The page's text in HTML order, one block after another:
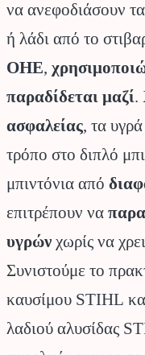
να ανεφοδιάσουν
ή λάδι από το
ΟΗΕ,
παραδίδεται μαζί.
ασφαλείας, τα
τρόπο στο διπλό
μπιντόνια από
επιτρέπουν να
υγρών χωρίς να
Συνιστούμε το
καυσίμου STIHL
λαδιού αλυσίδας